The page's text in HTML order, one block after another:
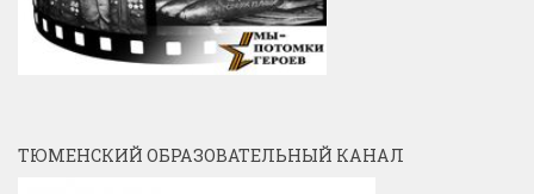
ТЮМЕНСКИЙ ОБРАЗОВАТЕЛЬНЫЙ КАНАЛ